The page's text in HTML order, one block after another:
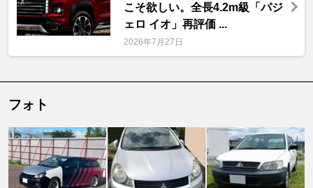
こそ欲しい。全長4.2m級「パジ
ェロ イオ」再評価 ...
2026年7月27日
フォト